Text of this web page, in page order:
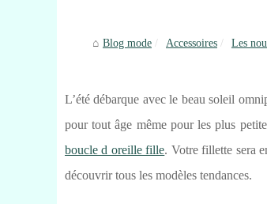
Blog mode Accessoires Les
L’été débarque avec le beau soleil
pour tout âge même pour les plus
boucle d oreille fille. Votre fillette sera
découvrir tous les modèles tendances.